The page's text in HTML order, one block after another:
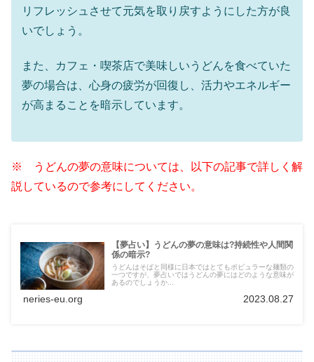
リフレッシュさせて元気を取り戻すようにした方が良
いでしょう。
また、カフェ・喫茶店で美味しいうどんを食べていた
夢の場合は、心身の疲労が回復し、活力やエネルギー
が高まることを暗示しています。
※ うどんの夢の意味については、以下の記事で詳しく解
説しているので参考にしてください。
【夢占い】うどんの夢の意味は?持続性や人間関
係の暗示?
うどんはそばと同様に日本ではとてもポピュラーな麺類の
一つですが、夢占いではうどんの夢にはどのような意味が
あるのでしょうか...
neries-eu.org 2023.08.27